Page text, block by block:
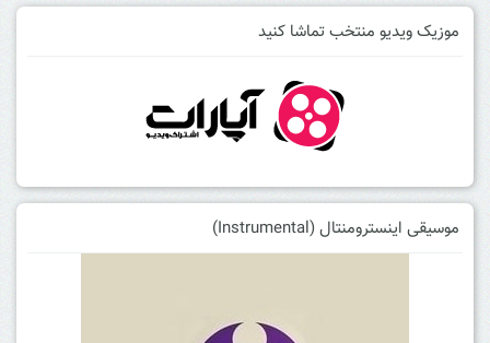
موزیک ویدیو منتخب تماشا کنید
موسیقی اینسترومنتال (Instrumental)